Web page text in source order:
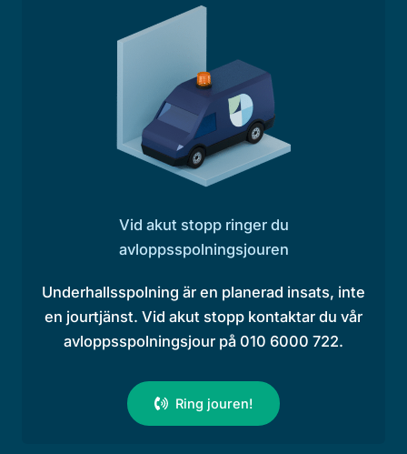
Vid akut stopp ringer du
avloppsspolningsjouren
Underhallsspolning är en planerad insats, inte
en jourtjänst. Vid akut stopp kontaktar du vår
avloppsspolningsjour på 010 6000 722.
Ring jouren!